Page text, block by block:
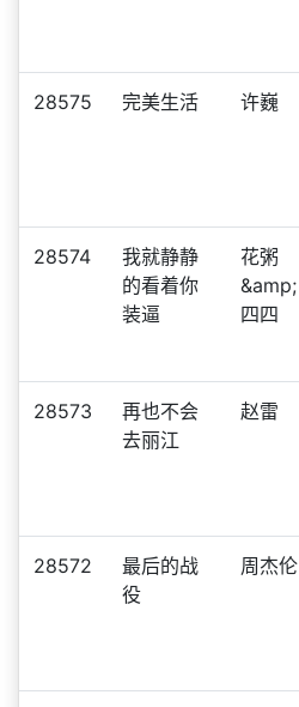
28575 完美生活 许巍
28574
我就静静
的看着你
装逼
花粥
&amp;
四四
28573
再也不会
去丽江
赵雷
28572
最后的战
役
周杰伦